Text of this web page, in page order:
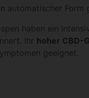
automatischer Form
haben ein
Ihr hoher CBD-
geeignet.